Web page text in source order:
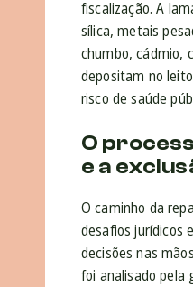
fiscalização. A
sílica, metais
chumbo, cádmio,
depositam no
risco de saúde
O
e a
O caminho da
desafios jurídicos
decisões nas
foi analisado pela